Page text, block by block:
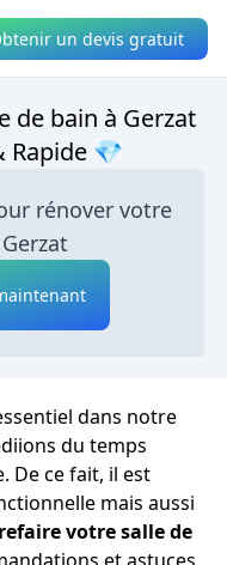
un devis gratuit
de bain à Gerzat
Rapide 💎
rénover votre
dans notre
du temps
De ce fait, il est
mais aussi
refaire votre salle de